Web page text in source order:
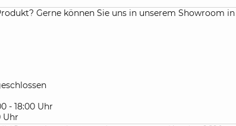
Gerne können Sie uns in unserem Showroom
- 18:00 Uhr
Uhr